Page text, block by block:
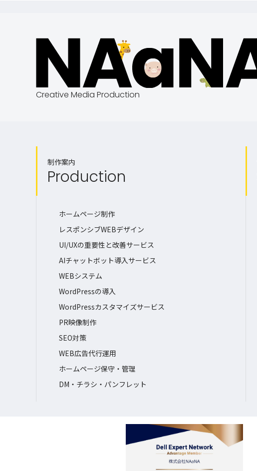
Creative Media Production
制作案内
Production
ホームページ制作
レスポンシブWEBデザイン
UI/UXの重要性と改善サービス
AIチャットボット導入サービス
WEBシステム
WordPressの導入
WordPressカスタマイズサービス
PR映像制作
SEO対策
WEB広告代行運用
ホームページ保守・管理
DM・チラシ・パンフレット